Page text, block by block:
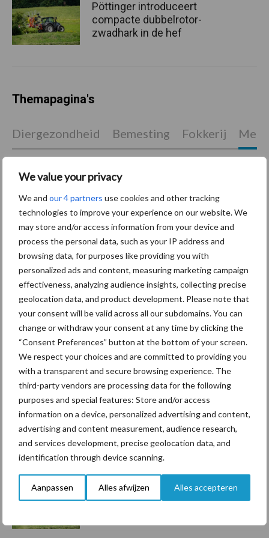
We value your privacy
We and our 4 partners use cookies and other tracking
technologies to improve your experience on our website. We
may store and/or access information from your device and
process the personal data, such as your IP address and
browsing data, for purposes like providing you with
personalized ads and content, measuring marketing campaign
effectiveness, analyzing audience insights, collecting precise
geolocation data, and product development. Please note that
your consent will be valid across all our subdomains. You can
change or withdraw your consent at any time by clicking the
“Consent Preferences” button at the bottom of your screen.
We respect your choices and are committed to providing you
with a transparent and secure browsing experience. The
third-party vendors are processing data for the following
purposes and special features: Store and/or access
information on a device, personalized advertising and content,
advertising and content measurement, audience research,
and services development, precise geolocation data, and
identification through device scanning.
Aanpassen Alles afwijzen Alles accepteren
Primaire
Sidebar
Recent nieuws Partner nieuws
5 aug
“Vraag naar praktische
hygieneoplossingen is in Polen
groter dan ooit”
5 aug
Drie Franse bedrijven over de grens
van 14.000 kilogram melk
3 aug
Pöttinger introduceert compacte
dubbelrotor-zwadhark in de hef
Pöttinger introduceert
compacte dubbelrotor-
zwadhark in de hef
Themapagina's
Diergezondheid Bemesting Fokkerij
Bedrijfsnieuws
Ligbox &
Voerhekken
Toon meer